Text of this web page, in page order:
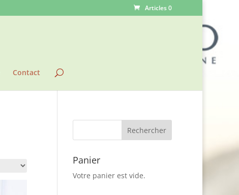
Articles 0
Contact
Panier
Votre panier est vide.